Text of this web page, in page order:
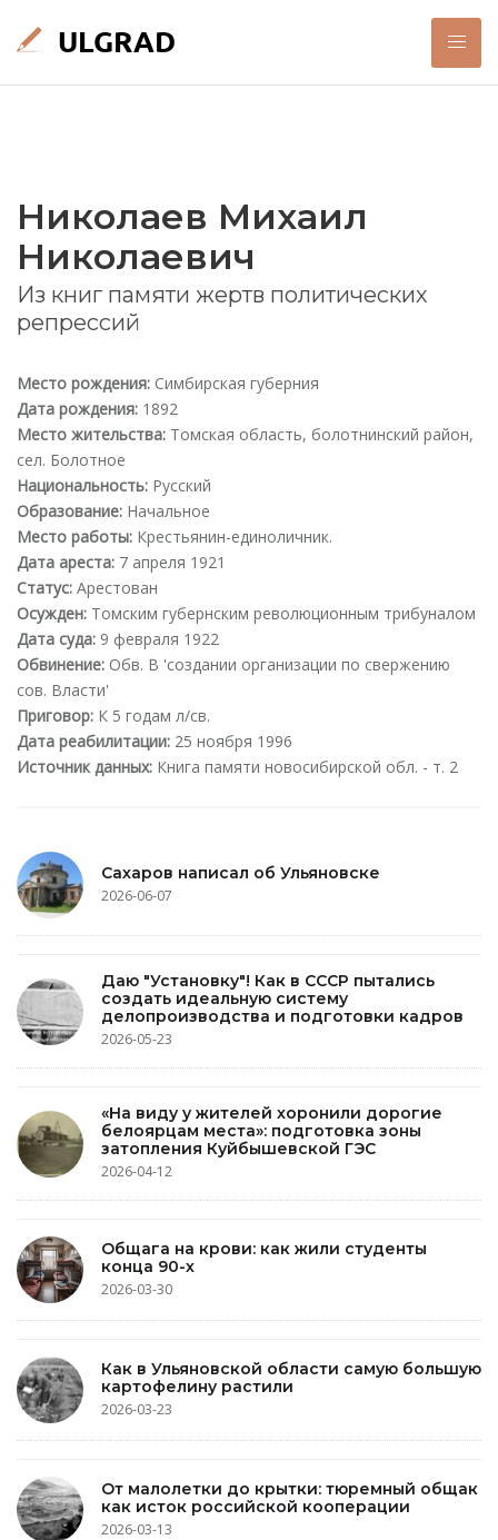
Николаев Михаил
Николаевич
Из книг памяти жертв политических
репрессий
Место рождения: Симбирская губерния
Дата рождения: 1892
Место жительства: Томская область, болотнинский район,
сел. Болотное
Национальность: Русский
Образование: Начальное
Место работы: Крестьянин-единоличник.
Дата ареста: 7 апреля 1921
Статус: Арестован
Осужден: Томским губернским революционным трибуналом
Дата суда: 9 февраля 1922
Обвинение: Обв. В 'создании организации по свержению
сов. Власти'
Приговор: К 5 годам л/св.
Дата реабилитации: 25 ноября 1996
Источник данных: Книга памяти новосибирской обл. - т. 2
Сахаров написал об Ульяновске
2026-06-07
Даю "Установку"! Как в СССР пытались
создать идеальную систему
делопроизводства и подготовки кадров
2026-05-23
«На виду у жителей хоронили дорогие
белоярцам места»: подготовка зоны
затопления Куйбышевской ГЭС
2026-04-12
Общага на крови: как жили студенты
конца 90-х
2026-03-30
Как в Ульяновской области самую большую
картофелину растили
2026-03-23
От малолетки до крытки: тюремный общак
как исток российской кооперации
2026-03-13